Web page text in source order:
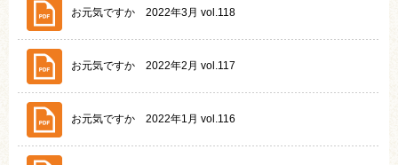
お元気ですか 2022年3月 vol.118
お元気ですか 2022年2月 vol.117
お元気ですか 2022年1月 vol.116